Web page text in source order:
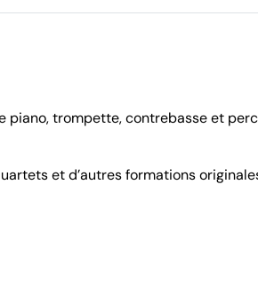
piano, trompette, contrebasse et
et d’autres formations